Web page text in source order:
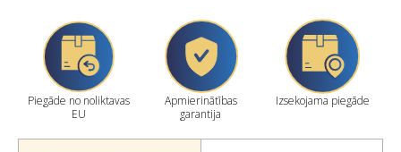
Piegāde no noliktavas
EU
Apmierinātības
garantija
Izsekojama piegāde